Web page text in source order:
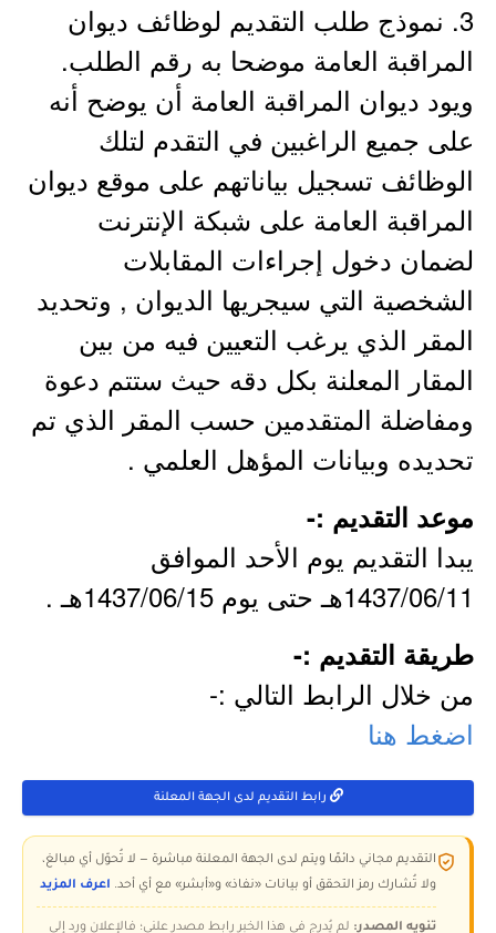
3. نموذج طلب التقديم لوظائف ديوان
المراقبة العامة موضحا به رقم الطلب.
ويود ديوان المراقبة العامة أن يوضح أنه
على جميع الراغبين في التقدم لتلك
الوظائف تسجيل بياناتهم على موقع ديوان
المراقبة العامة على شبكة الإنترنت
لضمان دخول إجراءات المقابلات
الشخصية التي سيجريها الديوان , وتحديد
المقر الذي يرغب التعيين فيه من بين
المقار المعلنة بكل دقه حيث ستتم دعوة
ومفاضلة المتقدمين حسب المقر الذي تم
تحديده وبيانات المؤهل العلمي .
موعد التقديم :-
يبدا التقديم يوم الأحد الموافق
1437/06/11هـ حتى يوم 1437/06/15هـ .
طريقة التقديم :-
من خلال الرابط التالي :-
اضغط هنا
رابط التقديم لدى الجهة المعلنة
التقديم مجاني دائمًا ويتم لدى الجهة المعلنة مباشرة — لا تُحوّل أي مبالغ،
ولا تُشارك رمز التحقق أو بيانات «نفاذ» و«أبشر» مع أي أحد. اعرف المزيد
تنويه المصدر: لم يُدرج في هذا الخبر رابط مصدر علني؛ فالإعلان ورد إلى